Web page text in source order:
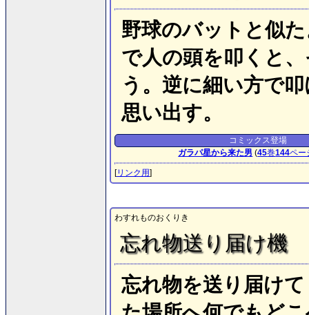
野球のバットと似
で人の頭を叩くと
う。逆に細い方で
思い出す。
コミックス登場
ガラパ星から来た男 (45巻144ペー
[リンク用]
わすれものおくりき
忘れ物送り届け機
忘れ物を送り届け